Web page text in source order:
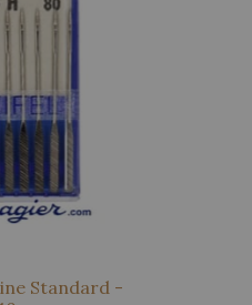
Standard -